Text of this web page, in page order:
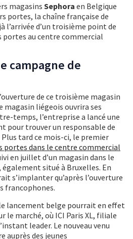
magasins Sephora en Belgique
portes, la chaîne française de
l’arrivée d’un troisième point de
portes au centre commercial
campagne de
de ce troisième magasin
magasin liégeois ouvrira ses
temps, l’entreprise a lancé une
pour trouver un responsable de
Plus tard ce mois-ci, le premier
portes dans le centre commercial
en juillet d’un magasin dans le
situé à Bruxelles. En
s’implanter qu’après l’ouverture
francophones.
lancement belge pourrait en effet
le marché, où ICI Paris XL, filiale
leader. Le nouveau venu
auprès des jeunes